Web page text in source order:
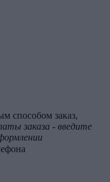
способом заказ,
заказа - введите